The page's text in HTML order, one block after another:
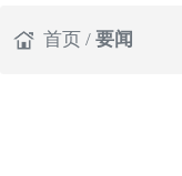
首页/要闻